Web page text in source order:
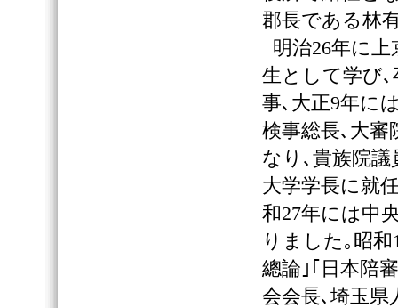
郡長である林
明治26年に
生として学び､
事､大正9年に
検事総長､大審
なり､貴族院
大学学長に就
和27年には中
りました｡昭
總論｣｢日本陪
会会長､埼玉県